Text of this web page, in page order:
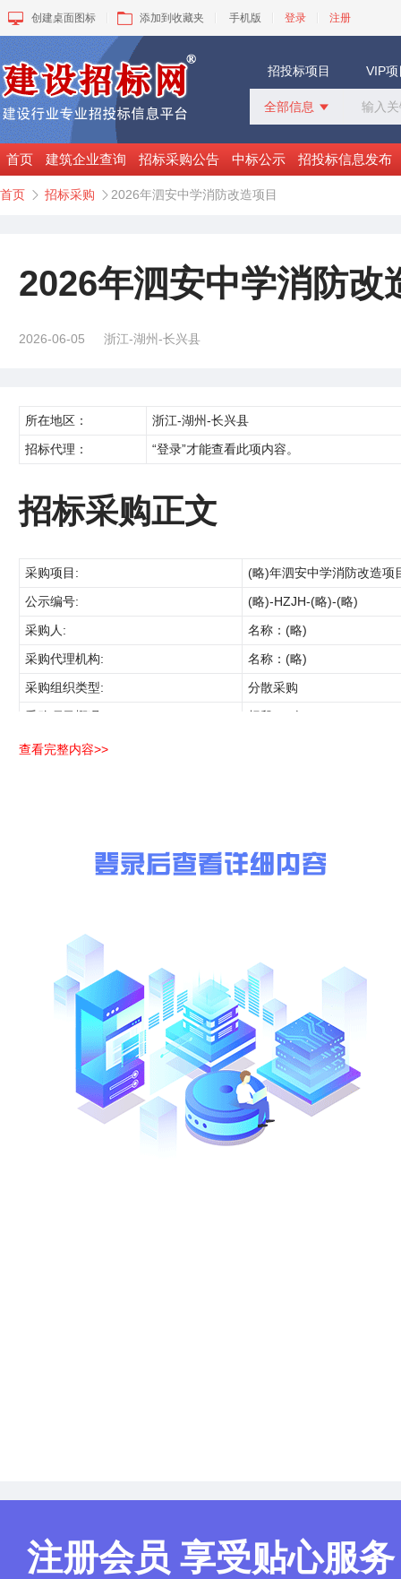
创建桌面图标 添加到收藏夹 手机版 登录 注册
招投标项目 VIP
全部信息 
招标采购
中标公示
变更公告
询价采购
谈判采购
首页 建筑企业查询 招标采购公告 中标公示 招投标信息发布
首页  招标采购  2026年泗安中学消防改造项目
2026年泗安中学消防改
2026-06-05 浙江-湖州-长兴县
所在地区：
浙江-湖州-长兴县
招标代理：
“登录”才能查看此项内容。
招标采购正文
采购项目:
(略)年泗安中学消防改造项
公示编号:
(略)-HZJH-(略)-(略)
采购人:
名称：(略)
采购代理机构:
名称：(略)
采购组织类型:
分散采购
采购项目概况:
标段：(略)
供应商资格要求:
长兴县
查看完整内容>>
注册会员 享受贴心服务